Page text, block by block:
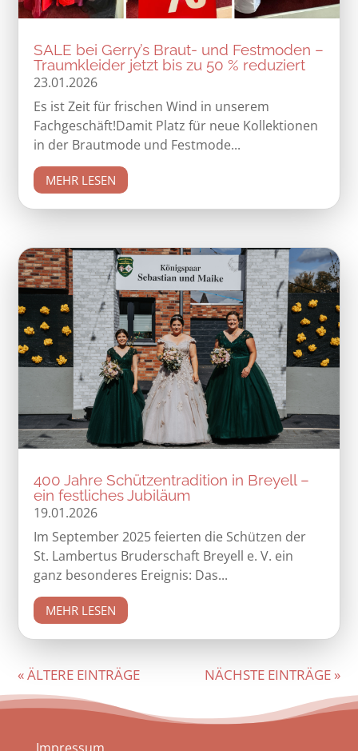
SALE bei Gerry’s Braut- und Festmoden –
Traumkleider jetzt bis zu 50 % reduziert
23.01.2026
Es ist Zeit für frischen Wind in unserem
Fachgeschäft!Damit Platz für neue Kollektionen
in der Brautmode und Festmode...
MEHR LESEN
400 Jahre Schützentradition in Breyell –
ein festliches Jubiläum
19.01.2026
Im September 2025 feierten die Schützen der
St. Lambertus Bruderschaft Breyell e. V. ein
ganz besonderes Ereignis: Das...
MEHR LESEN
« ÄLTERE EINTRÄGE NÄCHSTE EINTRÄGE »